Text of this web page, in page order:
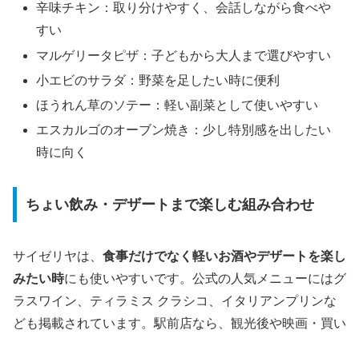
辛味チキン：取り分けやすく、会話しながら食べや
すい
マルゲリータピザ：子どもから大人まで選びやすい
小エビのサラダ：野菜を足したい時に便利
ほうれん草のソテー：軽い副菜として使いやすい
エスカルゴのオーブン焼き：少し特別感を出したい
時に向く
ちょい飲み・デザートまで楽しむ組み合わせ
サイゼリヤは、 食事だけでなく軽いお酒やデザートを楽し
みたい時にも使いやすいです。公式の人気メニューにはグ
ラスワイン、ティラミス クラシコ、イタリアンプリンな
ども掲載されています。駅前店なら、観光後や映画・買い